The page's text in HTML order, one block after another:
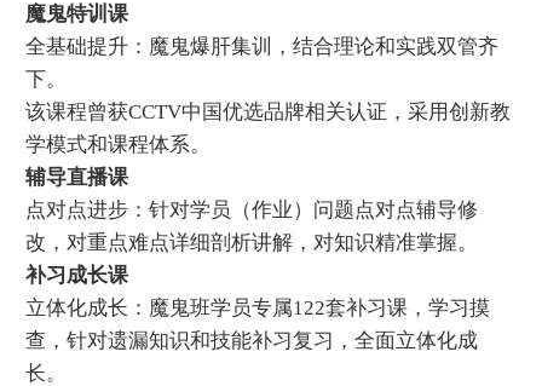
魔鬼特训课
全基础提升：魔鬼爆肝集训，结合理论和实践双管齐
下。
该课程曾获CCTV中国优选品牌相关认证，采用创新教
学模式和课程体系。
辅导直播课
点对点进步：针对学员（作业）问题点对点辅导修
改，对重点难点详细剖析讲解，对知识精准掌握。
补习成长课
立体化成长：魔鬼班学员专属122套补习课，学习摸
查，针对遗漏知识和技能补习复习，全面立体化成
长。